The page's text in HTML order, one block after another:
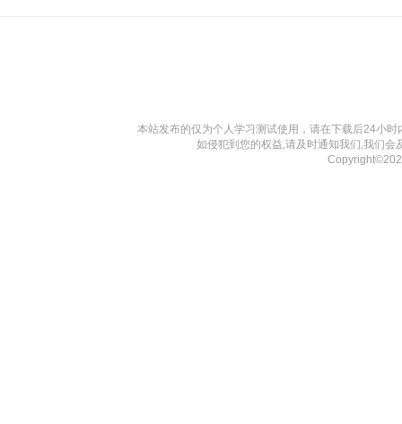
本站发布的仅为个人学习测试使用，请在下载后24小
如侵犯到您的权益,请及时通知我们,我们